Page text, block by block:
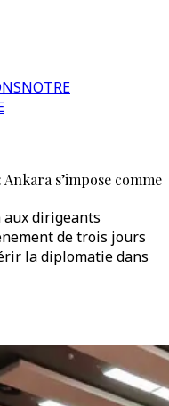
NOTRE
s’impose comme
aux dirigeants
de trois jours
la diplomatie dans